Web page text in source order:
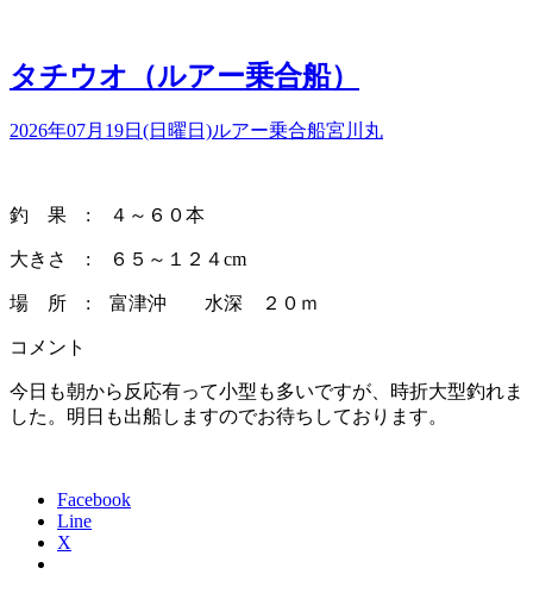
タチウオ（ルアー乗合船）
2026年07月19日(日曜日)ルアー乗合船宮川丸
釣 果 : ４～６０本
大きさ : ６５～１２４cm
場 所 : 富津沖 水深 ２０ｍ
コメント
今日も朝から反応有って小型も多いですが、時折大型釣れま
した。明日も出船しますのでお待ちしております。
Facebook
Line
X